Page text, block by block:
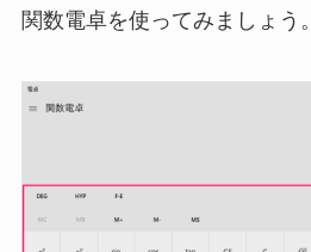
関数電卓を使ってみましょう。